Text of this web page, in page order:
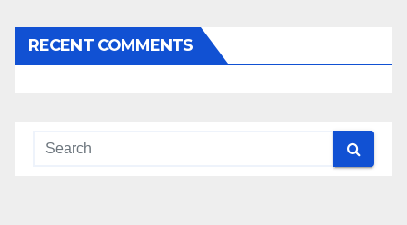
RECENT COMMENTS